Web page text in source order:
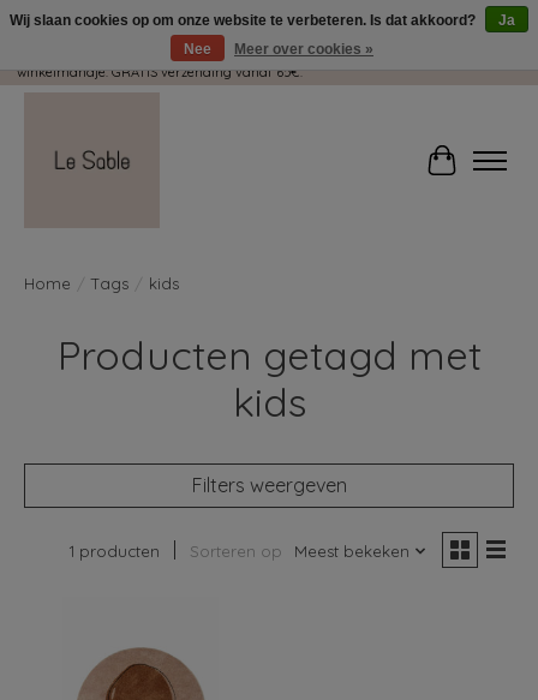
Wij pakken met plezier jouw kadootjes GRATIS in! Duid dit zeker aan in je
winkelmandje. GRATIS verzending vanaf 65€.
Home Tags kids
Producten getagd met
kids
Filters weergeven
1 producten Sorteren op Meest bekeken
Wij slaan cookies op om onze website te verbeteren. Is dat akkoord?
Ja
Nee
Meer over cookies »